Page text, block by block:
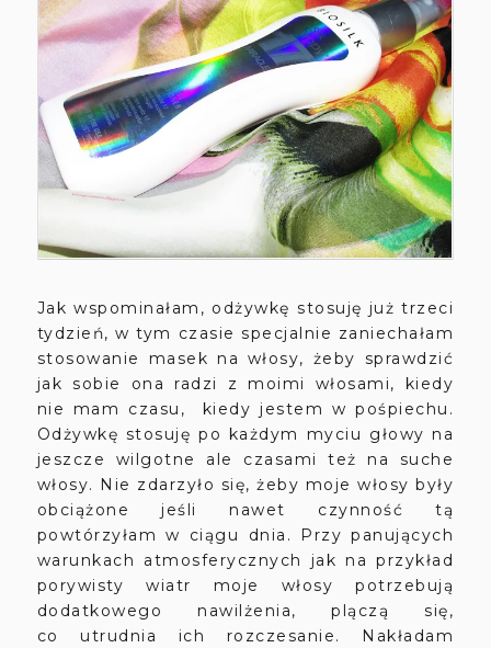
Jak wspominałam, odżywkę stosuję już trzeci
tydzień, w tym czasie specjalnie zaniechałam
stosowanie masek na włosy, żeby sprawdzić
jak sobie ona radzi z moimi włosami, kiedy
nie mam czasu, kiedy jestem w pośpiechu.
Odżywkę stosuję po każdym myciu głowy na
jeszcze wilgotne ale czasami też na suche
włosy. Nie zdarzyło się, żeby moje włosy były
obciążone jeśli nawet czynność tą
powtórzyłam w ciągu dnia. Przy panujących
warunkach atmosferycznych jak na przykład
porywisty wiatr moje włosy potrzebują
dodatkowego nawilżenia, plączą się,
co utrudnia ich rozczesanie. Nakładam